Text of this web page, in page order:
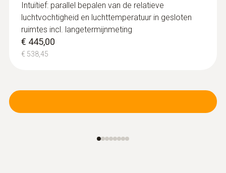
Intuïtief: parallel bepalen van de relatieve
luchtvochtigheid en luchttemperatuur in gesloten
ruimtes incl. langetermijnmeting
€ 445,00
€ 538,45